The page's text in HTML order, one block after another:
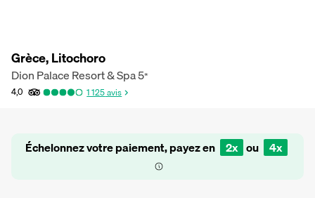
Grèce, Litochoro
Dion Palace Resort & Spa5*
4,0 1 125avis
Échelonnez votre paiement, payez en 2x ou 4x